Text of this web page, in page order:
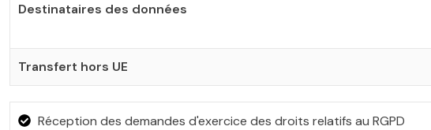
Destinataires des données
Transfert hors UE
Réception des demandes d'exercice des droits relatifs au RGPD